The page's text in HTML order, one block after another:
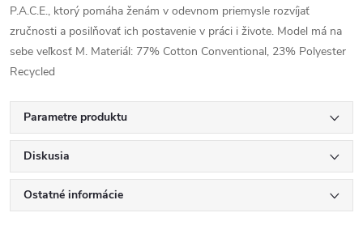
P.A.C.E., ktorý pomáha ženám v odevnom priemysle rozvíjať
zručnosti a posilňovať ich postavenie v práci i živote. Model má na
sebe veľkosť M. Materiál: 77% Cotton Conventional, 23% Polyester
Recycled
Parametre produktu
Diskusia
Ostatné informácie